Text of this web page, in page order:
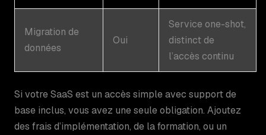
Migration de
données
Oui
Service one-shot,
distinct de
l’accès continu
Si votre SaaS est un accès simple avec support de
base inclus, vous avez une seule obligation. Ajoutez
des frais d’implémentation, de la formation, ou un